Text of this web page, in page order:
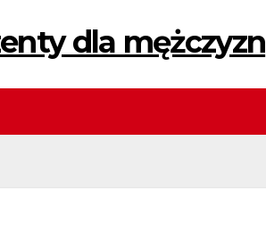
dla mężczyzn